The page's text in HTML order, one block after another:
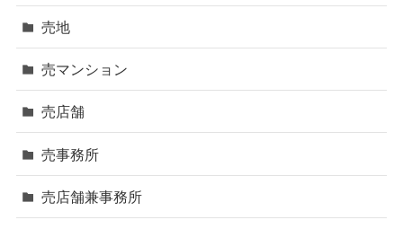
売地
売マンション
売店舗
売事務所
売店舗兼事務所